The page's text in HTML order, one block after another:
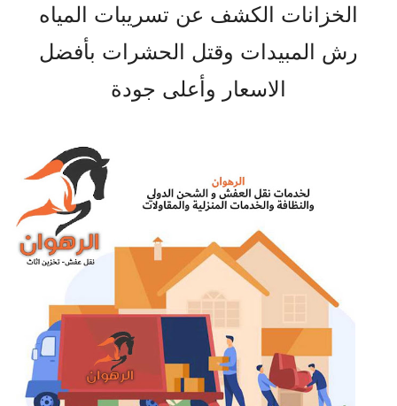
الخزانات الكشف عن تسريبات المياه
رش المبيدات وقتل الحشرات بأفضل
الاسعار وأعلى جودة